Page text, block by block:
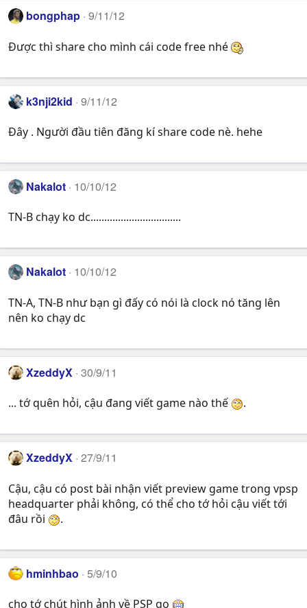
bongphap 9/11/12
Được thì share cho mình cái code free nhé
k3nji2kid 9/11/12
Đây . Người đầu tiên đăng kí share code nè. hehe
Nakalot 10/10/12
TN-B chạy ko dc.................................
Nakalot 10/10/12
TN-A, TN-B như bạn gì đấy có nói là clock nó tăng lên
nên ko chạy dc
XzeddyX 30/9/11
... tớ quên hỏi, cậu đang viết game nào thế .
XzeddyX 27/9/11
Cậu, cậu có post bài nhận viết preview game trong vpsp
headquarter phải không, có thể cho tớ hỏi cậu viết tới
đâu rồi
.
hminhbao 5/9/10
cho tớ chút hình ảnh về PSP go